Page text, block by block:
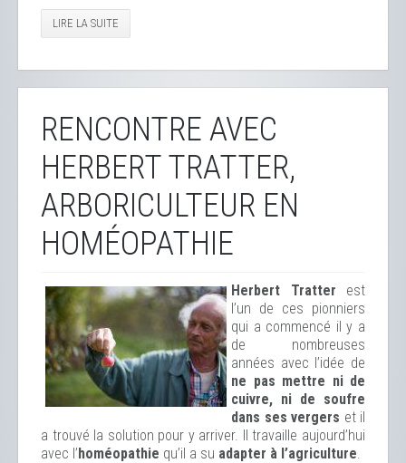
LIRE LA SUITE
RENCONTRE AVEC
HERBERT TRATTER,
ARBORICULTEUR EN
HOMÉOPATHIE
Herbert Tratter est
l’un de ces pionniers
qui a commencé il y a
de nombreuses
années avec l’idée de
ne pas mettre ni de
cuivre, ni de soufre
dans ses vergers et il
a trouvé la solution pour y arriver. Il travaille aujourd’hui
avec l’homéopathie qu’il a su adapter à l’agriculture.